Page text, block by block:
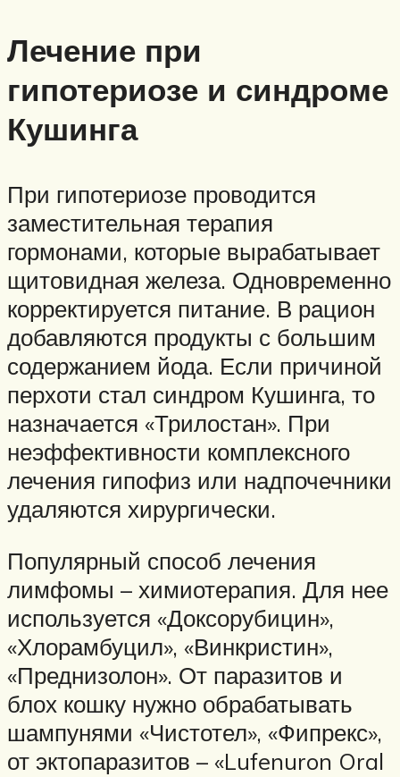
Лечение при
гипотериозе и синдроме
Кушинга
При гипотериозе проводится
заместительная терапия
гормонами, которые вырабатывает
щитовидная железа. Одновременно
корректируется питание. В рацион
добавляются продукты с большим
содержанием йода. Если причиной
перхоти стал синдром Кушинга, то
назначается «Трилостан». При
неэффективности комплексного
лечения гипофиз или надпочечники
удаляются хирургически.
Популярный способ лечения
лимфомы – химиотерапия. Для нее
используется «Доксорубицин»,
«Хлорамбуцил», «Винкристин»,
«Преднизолон». От паразитов и
блох кошку нужно обрабатывать
шампунями «Чистотел», «Фипрекс»,
от эктопаразитов – «Lufenuron Oral